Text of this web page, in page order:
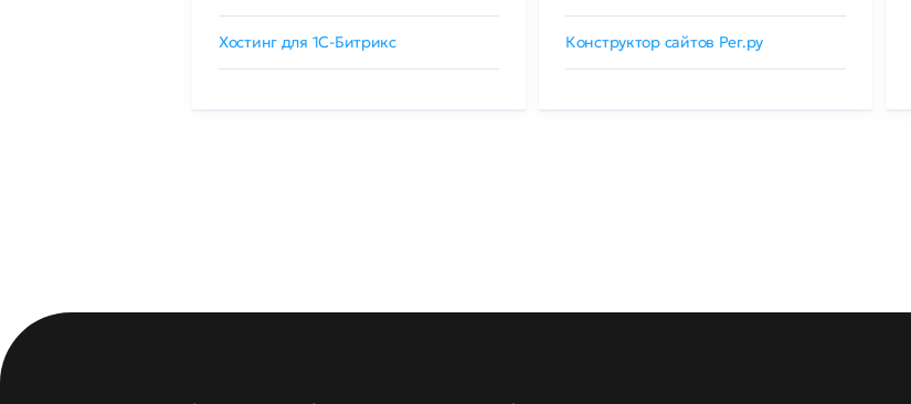
Хостинг для 1C-Битрикс Конструктор сайтов Рег.ру